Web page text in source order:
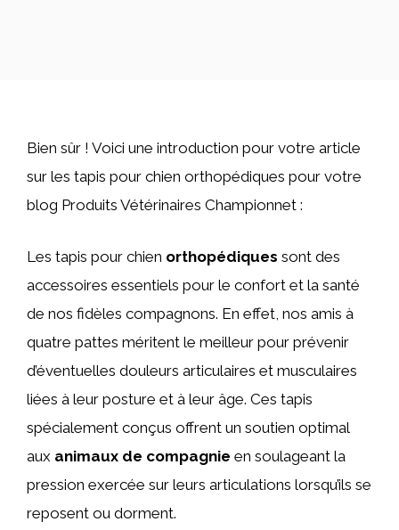
Bien sûr ! Voici une introduction pour votre article
sur les tapis pour chien orthopédiques pour votre
blog Produits Vétérinaires Championnet :
Les tapis pour chien orthopédiques sont des
accessoires essentiels pour le confort et la santé
de nos fidèles compagnons. En effet, nos amis à
quatre pattes méritent le meilleur pour prévenir
d’éventuelles douleurs articulaires et musculaires
liées à leur posture et à leur âge. Ces tapis
spécialement conçus offrent un soutien optimal
aux animaux de compagnie en soulageant la
pression exercée sur leurs articulations lorsqu’ils se
reposent ou dorment.